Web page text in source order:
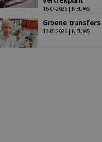
16-07-2026 | NIEUWS
Groene transfers
13-05-2026 | NIEUWS